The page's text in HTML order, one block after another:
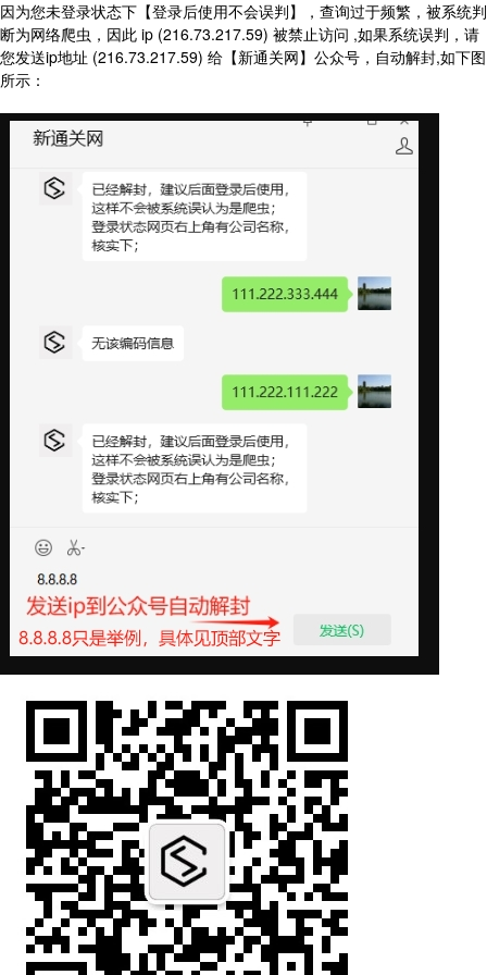
因为您未登录状态下【登录后使用不会误判】，查询过于频繁，被系统判
断为网络爬虫，因此 ip (216.73.217.59) 被禁止访问 ,如果系统误判，请
您发送ip地址 (216.73.217.59) 给【新通关网】公众号，自动解封,如下图
所示：